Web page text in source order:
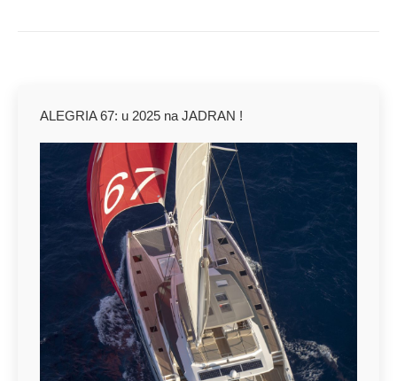
ALEGRIA 67: u 2025 na JADRAN !